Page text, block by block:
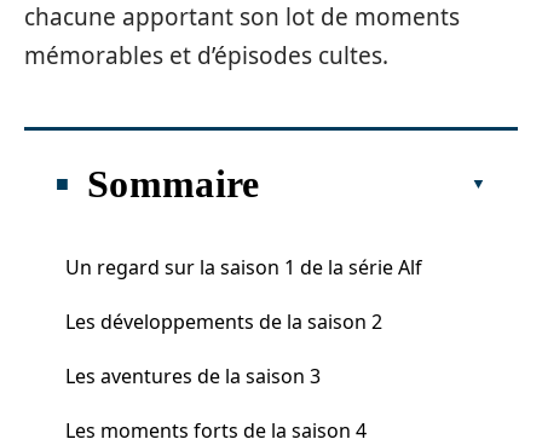
chacune apportant son lot de moments
mémorables et d’épisodes cultes.
Sommaire
Un regard sur la saison 1 de la série Alf
Les développements de la saison 2
Les aventures de la saison 3
Les moments forts de la saison 4